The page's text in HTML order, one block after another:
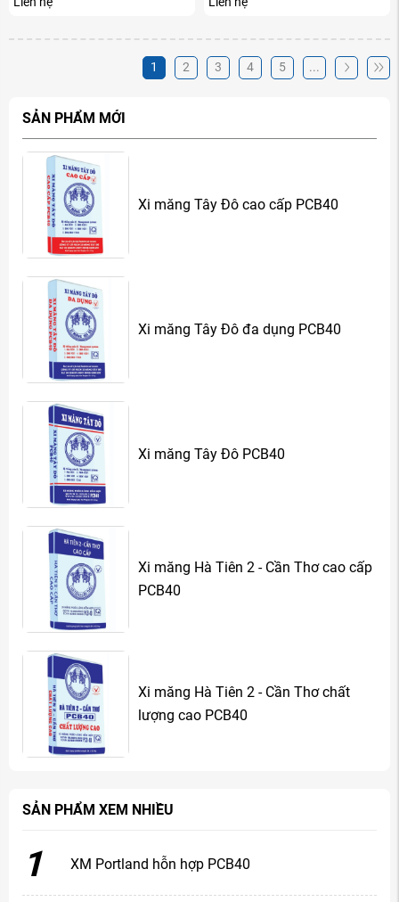
1 2 3 4 5 ...
SẢN PHẨM MỚI
Xi măng Tây Đô cao cấp PCB40
Xi măng Tây Đô đa dụng PCB40
Xi măng Tây Đô PCB40
Xi măng Hà Tiên 2 - Cần Thơ cao cấp
PCB40
Xi măng Hà Tiên 2 - Cần Thơ chất
lượng cao PCB40
SẢN PHẨM XEM NHIỀU
1 XM Portland hỗn hợp PCB40